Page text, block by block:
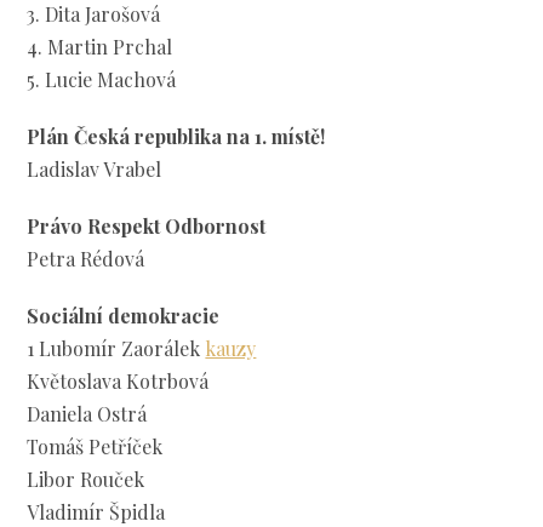
3. Dita Jarošová
4. Martin Prchal
5. Lucie Machová
Plán Česká republika na 1. místě!
Ladislav Vrabel
Právo Respekt Odbornost
Petra Rédová
Sociální demokracie
1 Lubomír Zaorálek kauzy
Květoslava Kotrbová
Daniela Ostrá
Tomáš Petříček
Libor Rouček
Vladimír Špidla